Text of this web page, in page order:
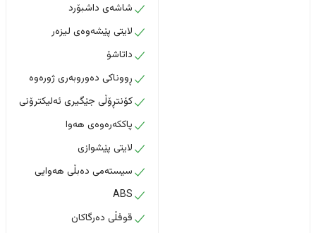
شاشەی داشبۆرد
لایتی پێشەوەی لیزەر
داتاشۆ
ڕووناکی دەوروبەری ژورەوە
کۆنتڕۆڵی جێگیری ئەلیکترۆنی
پاککەرەوەی هەوا
لایتی پێشوازی
سیستەمی دەبڵی هەوایی
ABS
قوفڵی دەرگاکان